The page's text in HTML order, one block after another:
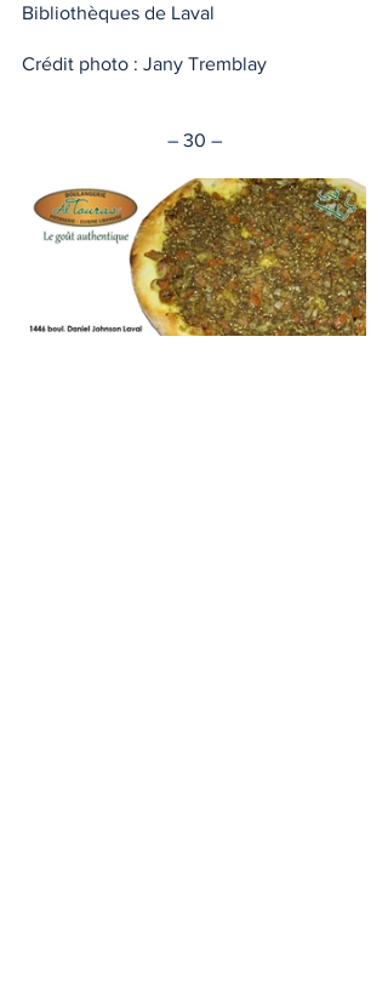
Bibliothèques de Laval
Crédit photo : Jany Tremblay
– 30 –